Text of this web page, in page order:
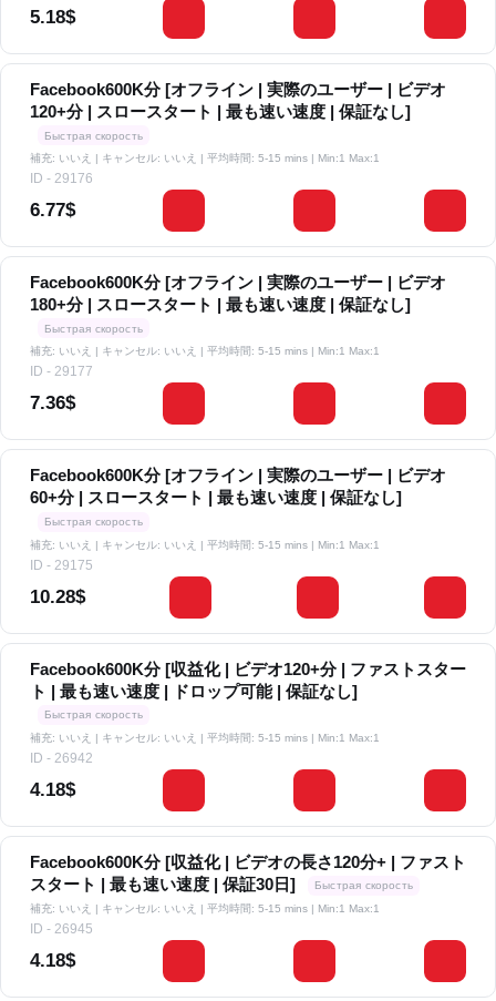
5.18$
Facebook600K分 [オフライン | 実際のユーザー | ビデオ
120+分 | スロースタート | 最も速い速度 | 保証なし]
Быстрая скорость
補充: いいえ | キャンセル: いいえ | 平均時間: 5-15 mins | Min:1 Max:1
ID - 29176
6.77$
Facebook600K分 [オフライン | 実際のユーザー | ビデオ
180+分 | スロースタート | 最も速い速度 | 保証なし]
Быстрая скорость
補充: いいえ | キャンセル: いいえ | 平均時間: 5-15 mins
| Min:1 Max:1
ID - 29177
7.36$
Facebook600K分 [オフライン | 実際のユーザー | ビデオ
60+分 | スロースタート | 最も速い速度 | 保証なし]
Быстрая скорость
補充: いいえ | キャンセル: いいえ | 平均時間: 5-15 mins | Min:1 Max:1
ID - 29175
10.28$
Facebook600K分 [収益化 | ビデオ120+分 | ファストスター
ト | 最も速い速度 | ドロップ可能 | 保証なし]
Быстрая скорость
補充: いいえ | キャンセル: いいえ | 平均時間: 5-15 mins | Min:1 Max:1
ID - 26942
4.18$
Facebook600K分 [収益化 | ビデオの長さ120分+ | ファスト
スタート | 最も速い速度 | 保証30日]
Быстрая скорость
補充: いいえ | キャンセル: いいえ | 平均時間: 5-15 mins | Min:1 Max:1
ID - 26945
4.18$